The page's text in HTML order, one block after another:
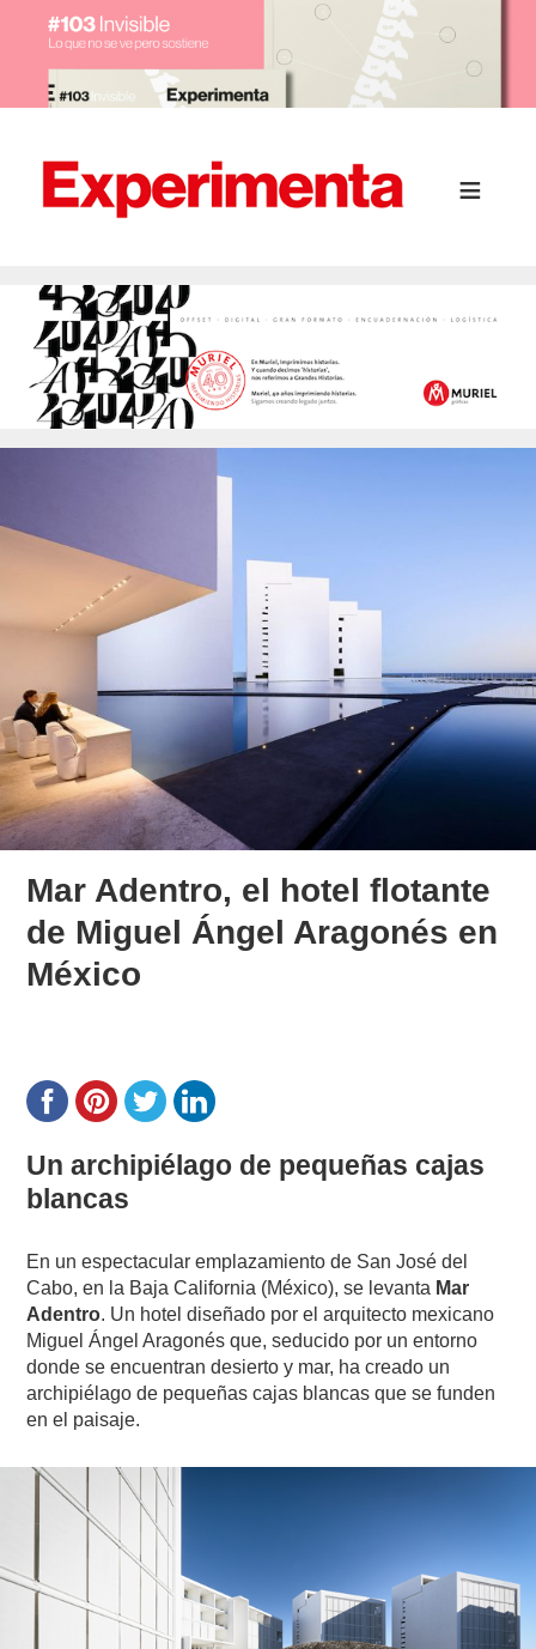
Mar Adentro, el hotel flotante
de Miguel Ángel Aragonés en
México
Un archipiélago de pequeñas cajas
blancas
En un espectacular emplazamiento de San José del
Cabo, en la Baja California (México), se levanta Mar
Adentro. Un hotel diseñado por el arquitecto mexicano
Miguel Ángel Aragonés que, seducido por un entorno
donde se encuentran desierto y mar, ha creado un
archipiélago de pequeñas cajas blancas que se funden
en el paisaje.